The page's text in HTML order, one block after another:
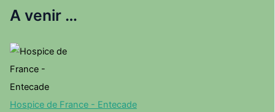
A venir …
Hospice de France - Entecade